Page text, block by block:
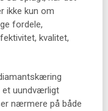
ikke kun om
fordele,
kvalitet,
et uundværligt
nærmere på både